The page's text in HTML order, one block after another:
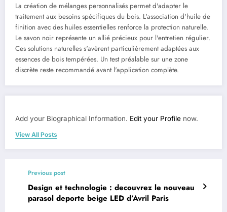
La création de mélanges personnalisés permet d'adapter le
traitement aux besoins spécifiques du bois. L'association d'huile de
finition avec des huiles essentielles renforce la protection naturelle.
Le savon noir représente un allié précieux pour l'entretien régulier.
Ces solutions naturelles s'avèrent particulièrement adaptées aux
essences de bois tempérées. Un test préalable sur une zone
discrète reste recommandé avant l'application complète.
Add your Biographical Information. Edit your Profile now.
View All Posts
Previous post
Design et technologie : decouvrez le nouveau
parasol deporte beige LED d’Avril Paris